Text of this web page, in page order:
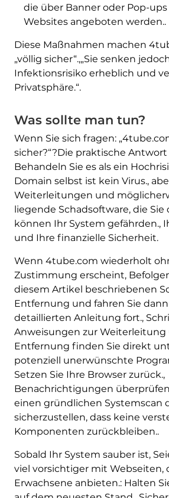
die über Banner oder Pop-
Websites angeboten werden..
Diese Maßnahmen machen
„völlig sicher“.,„Sie senken
Infektionsrisiko erheblich und
Privatsphäre.“.
Was sollte man tun?
Wenn Sie sich fragen:
sicher?“?Die praktische Antwort
Behandeln Sie es als ein
Domain selbst ist kein Virus.,
Weiterleitungen und
liegende Schadsoftware, die
können Ihr System gefährden.,
und Ihre finanzielle Sicherheit.
Wenn 4tube.com wiederholt
Zustimmung erscheint,
diesem Artikel beschriebenen
Entfernung und fahren Sie
detaillierten Anleitung fort.,
Anweisungen zur Weiterleitung
Entfernung finden Sie direkt
potenziell unerwünschte
Setzen Sie Ihre Browser zurück.,
Benachrichtigungen
einen gründlichen Systemscan
sicherzustellen, dass keine
Komponenten zurückbleiben..
Sobald Ihr System sauber ist,
viel vorsichtiger mit Webseiten,
Erwachsene anbieten.: Halten